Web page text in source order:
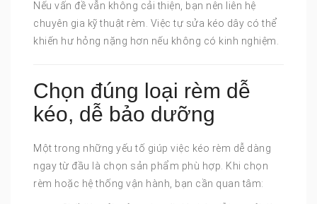
Nếu vấn đề vẫn không cải thiện, bạn nên liên hệ
chuyên gia kỹ thuật rèm. Việc tự sửa kéo dây có thể
khiến hư hỏng nặng hơn nếu không có kinh nghiệm.
Chọn đúng loại rèm dễ
kéo, dễ bảo dưỡng
Một trong những yếu tố giúp việc kéo rèm dễ dàng
ngay từ đầu là chọn sản phẩm phù hợp. Khi chọn
rèm hoặc hệ thống vận hành, bạn cần quan tâm: